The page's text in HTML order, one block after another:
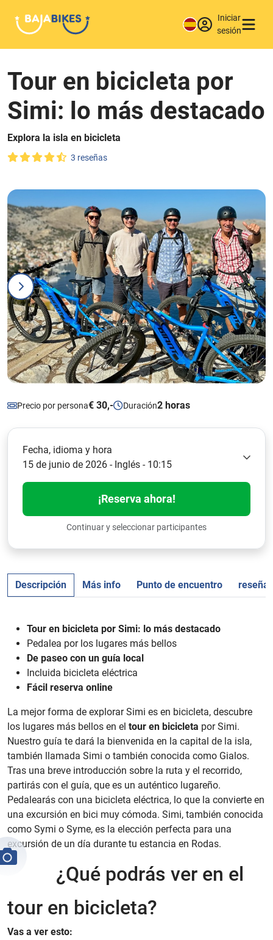
Iniciar
sesión
Tour en bicicleta por
Simi: lo más destacado
Explora la isla en bicicleta
3 reseñas
Precio por persona€ 30,- Duración2 horas
Fecha, idioma y hora
15 de junio de 2026 - Inglés - 10:15
¡Reserva ahora!
Continuar y seleccionar participantes
Descripción Más info Punto de encuentro reseñas
Tour en bicicleta por Simi: lo más destacado
Pedalea por los lugares más bellos
De paseo con un guía local
Incluida bicicleta eléctrica
Fácil reserva online
La mejor forma de explorar Simi es en bicicleta, descubre
los lugares más bellos en el tour en bicicleta por Simi.
Nuestro guía te dará la bienvenida en la capital de la isla,
también llamada Simi o también conocida como Gialos.
Tras una breve introducción sobre la ruta y el recorrido,
partirás con el guía, que es un auténtico lugareño.
Pedalearás con una bicicleta eléctrica, lo que la convierte en
una excursión en bici muy cómoda. Simi, también conocida
como Symi o Syme, es la elección perfecta para una
excursión de un día durante tu estancia en Rodas.
¿Qué podrás ver en el
tour en bicicleta?
Vas a ver esto: